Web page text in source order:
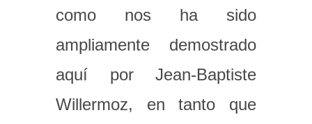
como nos ha sido
ampliamente demostrado
aquí por Jean-Baptiste
Willermoz, en tanto que